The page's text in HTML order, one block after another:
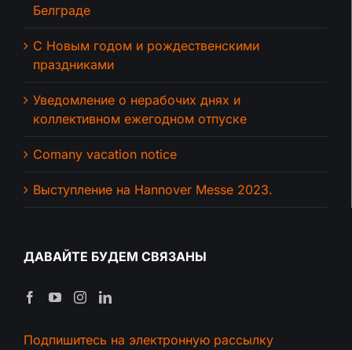
Белграде
С Новым годом и рождественскими
праздниками
Уведомление о нерабочих днях и
коллективном ежегодном отпуске
Comany vacation notice
Выступление на Hannover Messe 2023.
ДАВАЙТЕ БУДЕМ СВЯЗАНЫ
Подпишитесь на электронную рассылку